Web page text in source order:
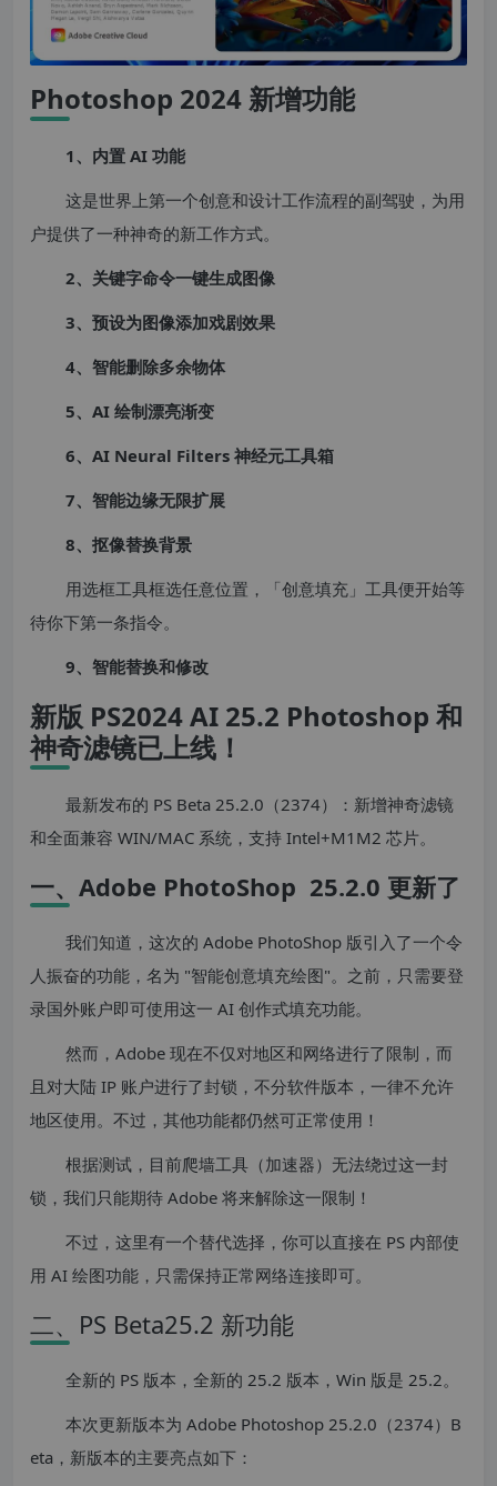
Photoshop 2024 新增功能
1、内置 AI 功能
这是世界上第一个创意和设计工作流程的副驾驶，为用
户提供了一种神奇的新工作方式。
2、关键字命令一键生成图像
3、预设为图像添加戏剧效果
4、智能删除多余物体
5、AI 绘制漂亮渐变
6、AI Neural Filters 神经元工具箱
7、智能边缘无限扩展
8、抠像替换背景
用选框工具框选任意位置，「创意填充」工具便开始等
待你下第一条指令。
9、智能替换和修改
新版 PS2024 AI 25.2 Photoshop 和
神奇滤镜已上线！
最新发布的 PS Beta 25.2.0（2374）：新增神奇滤镜
和全面兼容 WIN/MAC 系统，支持 Intel+M1M2 芯片。
一、Adobe PhotoShop 25.2.0 更新了
我们知道，这次的 Adobe PhotoShop 版引入了一个令
人振奋的功能，名为 "智能创意填充绘图"。之前，只需要登
录国外账户即可使用这一 AI 创作式填充功能。
然而，Adobe 现在不仅对地区和网络进行了限制，而
且对大陆 IP 账户进行了封锁，不分软件版本，一律不允许
地区使用。不过，其他功能都仍然可正常使用！
根据测试，目前爬墙工具（加速器）无法绕过这一封
锁，我们只能期待 Adobe 将来解除这一限制！
不过，这里有一个替代选择，你可以直接在 PS 内部使
用 AI 绘图功能，只需保持正常网络连接即可。
二、PS Beta25.2 新功能
全新的 PS 版本，全新的 25.2 版本，Win 版是 25.2。
本次更新版本为 Adobe Photoshop 25.2.0（2374）B
eta，新版本的主要亮点如下：